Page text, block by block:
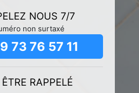
NOUS 7/7
non surtaxé
73 76 57 11
RAPPELÉ